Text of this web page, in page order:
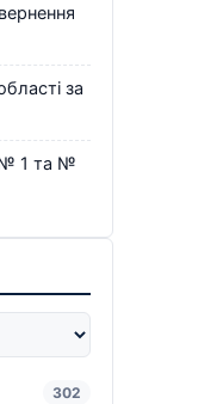
за
№ 1 та №
302